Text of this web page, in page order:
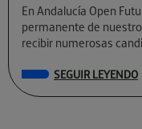
En Andalucía Open
permanente de
recibir numerosas
SEGUIR LEYENDO